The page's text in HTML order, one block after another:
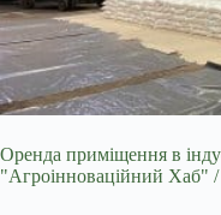
Оренда приміщення в
"Агроінноваційний Хаб"